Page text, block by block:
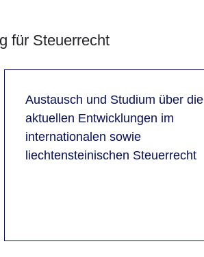
für Steuerrecht
Austausch und Studium über die
aktuellen Entwicklungen im
internationalen sowie
liechtensteinischen Steuerrecht